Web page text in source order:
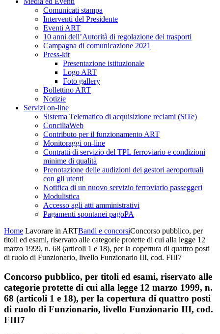
Comunicati stampa
Interventi del Presidente
Eventi ART
10 anni dell’Autorità di regolazione dei trasporti
Campagna di comunicazione 2021
Press-kit
Presentazione istituzionale
Logo ART
Foto gallery
Bollettino ART
Notizie
Servizi on-line
Sistema Telematico di acquisizione reclami (SiTe)
ConciliaWeb
Contributo per il funzionamento ART
Monitoraggi on-line
Contratti di servizio del TPL ferroviario e condizioni
minime di qualità
Prenotazione delle audizioni dei gestori aeroportuali
con gli utenti
Notifica di un nuovo servizio ferroviario passeggeri
Modulistica
Accesso agli atti amministrativi
Pagamenti spontanei pagoPA
Home Lavorare in ARTBandi e concorsiConcorso pubblico, per
titoli ed esami, riservato alle categorie protette di cui alla legge 12
marzo 1999, n. 68 (articoli 1 e 18), per la copertura di quattro posti
di ruolo di Funzionario, livello Funzionario III, cod. FIII7
Concorso pubblico, per titoli ed esami, riservato alle
categorie protette di cui alla legge 12 marzo 1999, n.
68 (articoli 1 e 18), per la copertura di quattro posti
di ruolo di Funzionario, livello Funzionario III, cod.
FIII7